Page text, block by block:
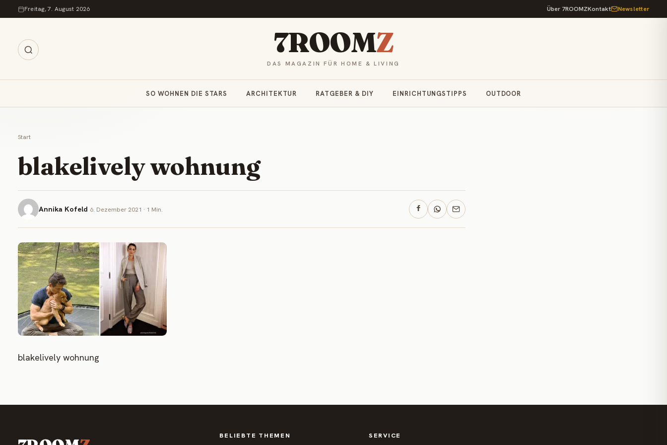
Zum Inhalt springen
Freitag, 7. August 2026 Über 7ROOMZKontakt Newsletter
7ROOMZ
DAS MAGAZIN FÜR HOME & LIVING
SO WOHNEN DIE STARS ARCHITEKTUR RATGEBER & DIY EINRICHTUNGSTIPPS OUTDOOR
Start
blakelively wohnung
Annika Kofeld 6. Dezember 2021 · 1 Min.
blakelively wohnung
BELIEBTE THEMEN SERVICE